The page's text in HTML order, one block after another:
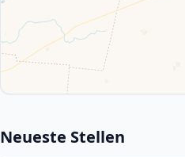
Neueste Stellen